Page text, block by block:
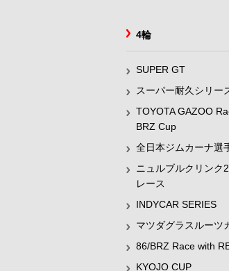
4輪
SUPER GT
スーパー耐久シリー
TOYOTA GAZOO
BRZ Cup
全日本ジムカーナ選
ニュルブルクリンク
レース
INDYCAR SERIES
マツダグラスルーツ
86/BRZ Race with
KYOJO CUP